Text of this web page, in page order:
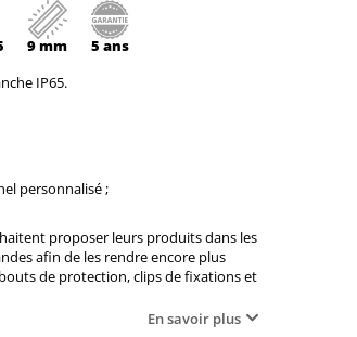
9 mm
5 ans
IP65.
personnalisé ;
proposer leurs produits dans les
afin de les rendre encore plus
de protection, clips de fixations et
En savoir plus